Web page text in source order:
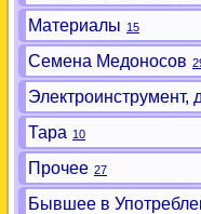
Материалы 15
Семена Медоносов
Электроинструмент,
Тара 10
Прочее 27
Бывшее в